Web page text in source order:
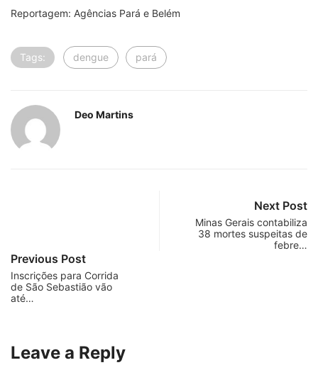
Reportagem: Agências Pará e Belém
Tags: dengue pará
Deo Martins
Previous Post
Inscrições para Corrida
de São Sebastião vão
até…
Next Post
Minas Gerais contabiliza
38 mortes suspeitas de
febre…
Leave a Reply